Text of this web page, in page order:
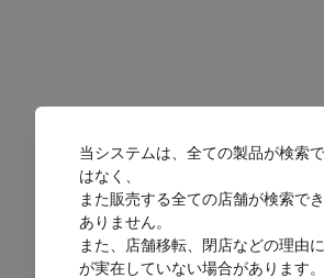
当システムは、全ての製品が検索
はなく、
また販売する全ての店舗が検索で
ありません。
また、店舗移転、閉店などの理由
が実在していない場合があります。